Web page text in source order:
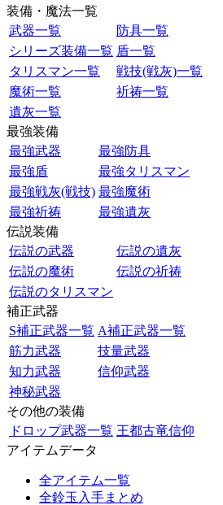
装備・魔法一覧
武器一覧
防具一覧
シリーズ装備一覧 盾一覧
タリスマン一覧
戦技(戦灰)一覧
魔術一覧
祈祷一覧
遺灰一覧
最強装備
最強武器
最強防具
最強盾
最強タリスマン
最強戦灰(戦技) 最強魔術
最強祈祷
最強遺灰
伝説装備
伝説の武器
伝説の遺灰
伝説の魔術
伝説の祈祷
伝説のタリスマン
補正武器
S補正武器一覧 A補正武器一覧
筋力武器
技量武器
知力武器
信仰武器
神秘武器
その他の装備
ドロップ武器一覧 王都古竜信仰
アイテムデータ
全アイテム一覧
全鈴玉入手まとめ